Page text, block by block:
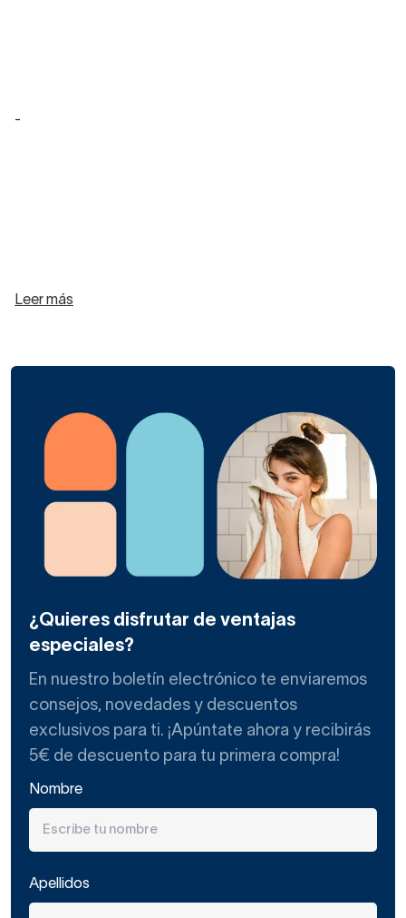
-
Leer más
¿Quieres disfrutar de ventajas
especiales?
En nuestro boletín electrónico te enviaremos
consejos, novedades y descuentos
exclusivos para ti. ¡Apúntate ahora y recibirás
5€ de descuento para tu primera compra!
Nombre
Apellidos